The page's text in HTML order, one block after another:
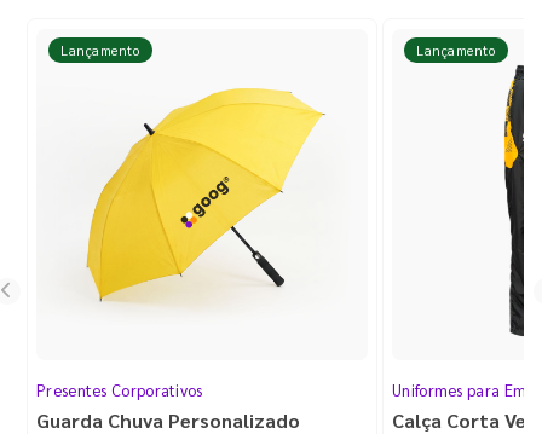
Lançamento
Presentes Corporativos
Guarda Chuva Personalizado
Lançamento
Uniformes para
Calça Corta